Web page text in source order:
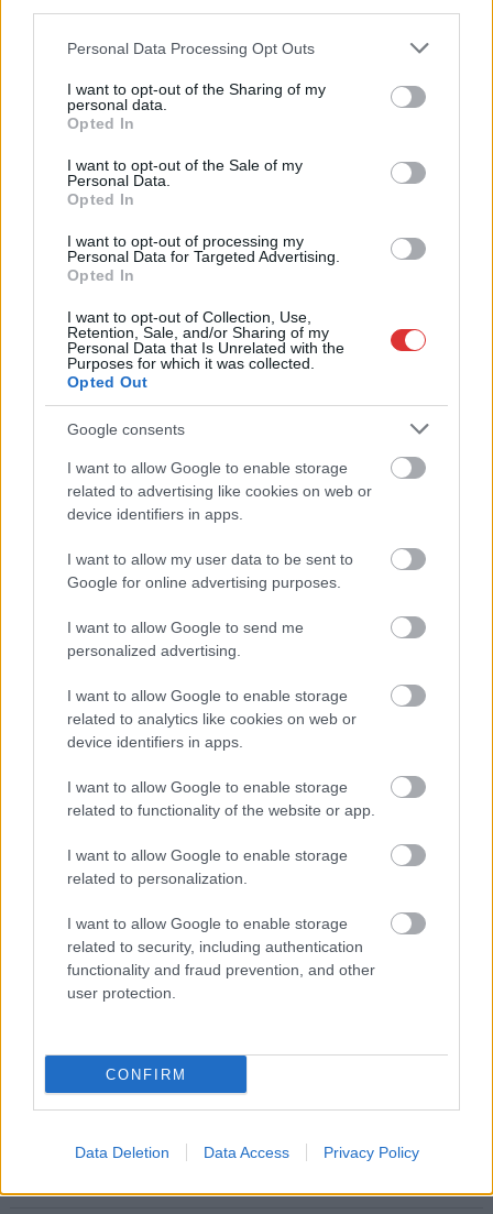
Please note that this website/app uses one or more Google
not limited to your visit or usage behaviour. You may click to
grant or deny consent to Google and its third-party tags to
use your data for below specified purposes in below Google
consent section.
Personal Data Processing Opt Outs
I want to opt-out of the Sharing of my
personal data.
Opted In
I want to opt-out of the Sale of my
Personal Data.
Opted In
I want to opt-out of processing my
Personal Data for Targeted Advertising.
Opted In
I want to opt-out of Collection, Use,
Retention, Sale, and/or Sharing of my
Personal Data that Is Unrelated with the
Purposes for which it was collected.
Opted Out
Google consents
I want to allow Google to enable storage
related to advertising like cookies on web or
device identifiers in apps.
I want to allow my user data to be sent to
Google for online advertising purposes.
I want to allow Google to send me
personalized advertising.
I want to allow Google to enable storage
related to analytics like cookies on web or
device identifiers in apps.
I want to allow Google to enable storage
related to functionality of the website or app.
I want to allow Google to enable storage
related to personalization.
I want to allow Google to enable storage
related to security, including authentication
functionality and fraud prevention, and other
user protection.
CONFIRM
Data Deletion Data Access Privacy Policy
kapott, más fideszesek még kevesebbet vittek haza
A Szolnok megyei gazdák nagyon nem akarták a JÉGER
további üzemeltetését
Csendélet 5.0: alig balesetveszélyes lépcső és remek
állapotban levő buszmegálló mutatja, hogy Szolnok mennyire
élhető város
Pénteken újra csökken a benzin és a gázolaj ára is
Napokon belül megválasztja az új köztársasági elnököt az
Országgyűlés
Kiterjedt tüzek pusztítanak az országban, köztük Karcagon
Harmadfokú hőségriasztás az országban: Szolnokon klímát
javítottak, helikoptereket is bevetettek a tüzeknél
A zárkában rosszul lett, elájult – ilyen körülményekről
számoltak be a szolnoki börtönből
Váratlan fennakadás borította fel a Szolnok–Kecskemét
vasútvonal közlekedését
A polgármester a szolnoki cégekhez fordult: több száz
Csődbe ment a tószegi Accell Hunland, a hazai
Egyszer fent, egyszer lent, így festett a Duna a két évvel
ezelőtti árvíz idején és így most – fotógyűjtemény
Ilyenek eddig a tapasztalatok a vendégektől – a hőhullám
Nem biztató: a hétvégi kisebb felfrissülés után jövő héten
fokokkal
Közzétették a szakértői állásfoglalást, a Fiumei úti fák
többsége szakszerűen már nem ápolható
a Paraméter közös riportfilmje a Sajó szennyezéséről
Tánccal, zeneszóval és vásárral telik meg Jászberény, indul a
Meghosszabbított hőségriasztás és vízkorlátozások, a
mezőtúri kórházban leállt a klíma